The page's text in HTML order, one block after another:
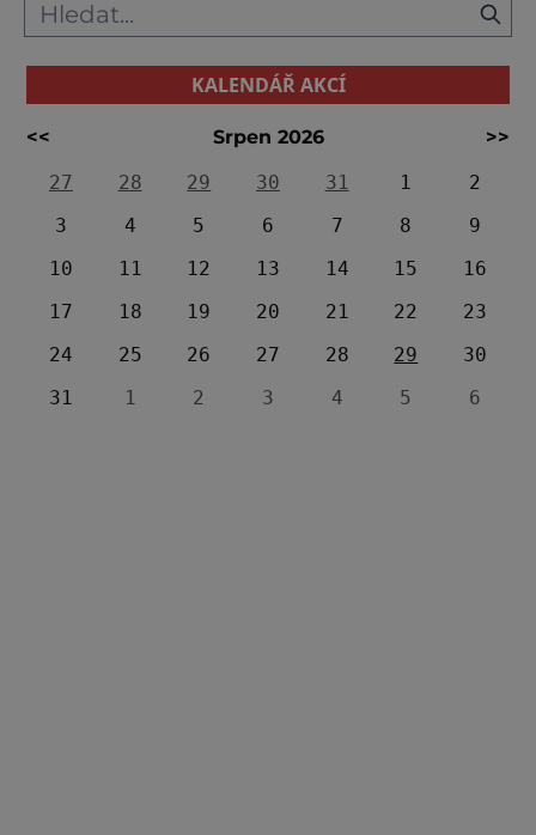
KALENDÁŘ AKCÍ
<< Srpen 2026
>>
27
28 29 30 31 1
2
3
4 5 6 7 8
9
10
11 12 13 14 15
16
17
18 19 20 21 22
23
24
25 26 27 28 29
30
31
1 2 3 4 5 6